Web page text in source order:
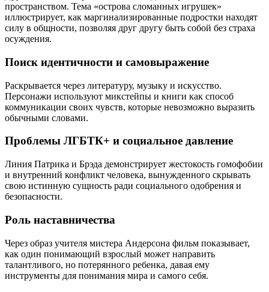
пространством. Тема «острова сломанных игрушек»
иллюстрирует, как маргинализированные подростки находят
силу в общности, позволяя друг другу быть собой без страха
осуждения.
Поиск идентичности и самовыражение
Раскрывается через литературу, музыку и искусство.
Персонажи используют микстейпы и книги как способ
коммуникации своих чувств, которые невозможно выразить
обычными словами.
Проблемы ЛГБТК+ и социальное давление
Линия Патрика и Брэда демонстрирует жестокость гомофобии
и внутренний конфликт человека, вынужденного скрывать
свою истинную сущность ради социального одобрения и
безопасности.
Роль наставничества
Через образ учителя мистера Андерсона фильм показывает,
как один понимающий взрослый может направить
талантливого, но потерянного ребенка, давая ему
инструменты для понимания мира и самого себя.